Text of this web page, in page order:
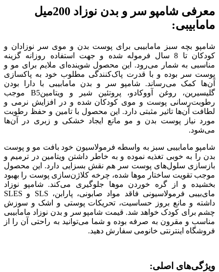
معرفی شامپو سر و بدن نوزاد 200میل
مامابیبی:
شامپو بچه سبز مامابیبی برای پوست بدن و موی سر نوزادان و
کودکان تا 8 سال فرموله شده و جهت استفاده روزانه گزینه
مناسبی به شمار می‌رود. این محصول شوینده‌ای ملایم برای مو و
پوست سر بوده و با قدرت پاک‌کنندگی مطلوب خود به پاکسازی
آن‌ها کمک می‌رساند. شامپو سر و بدن مامابیبی با دارا بودن
گلیسیرین، روغن آووکادو، پروتئین شیر و ویتامینB5 موجب
رطوبت‌رسانی پوست و موی کودکان شده و در افزایش نرمی و
لطافت آن‌ها تاثیر مثبتی دارد. این محصول با تامین و حفظ رطوبت
مورد نیاز پوست بدن و مو مانع ایجاد خشکی و زبری در آن‌ها
می‌شود.
شامپو مامابیبی سبز به واسطه فرمولاسیون خود بافت مو و پوست
بدن را به خوبی تغذیه نموده و به خاطر داشتن ویتامین در ترمیم و
بازسازی‌ سلول‌های پوست سر هم نقش بسزایی دارد. این محصول
موجب تقویت ساختار موها شده، چرخه کلاژن‌سازی پوست را بهبود
بخشیده و از گره خوردن موها جلوگیری می‌کند. شامپو نوزاد
مای‌بیبی فرمولاسیونی فاقد مواد صابونی، پارابن، SLS و SLES
داشته و مانع بروز حساسیت، تحریکات پوستی و اشک و سوزش
چشم برای کودک خواهد شد. قیمت شامپو سر و بدن نوزاد مامابیبی
مناسب و مقرون به صرفه بوده و شما می‌توانید به راحتی آن را از
فروشگاه اینترنتی خانومی سفارش دهید.
ویژگی‌های اصلی: